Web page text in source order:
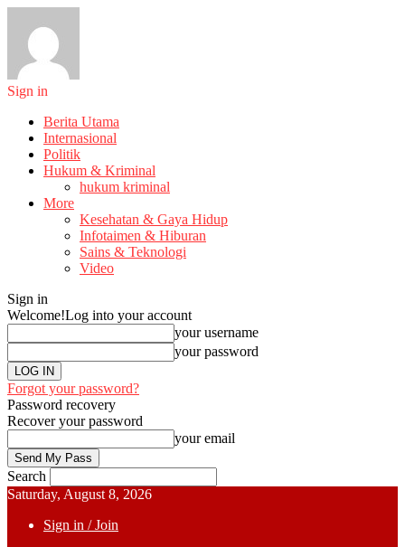
Sign in
Berita Utama
Internasional
Politik
Hukum & Kriminal
hukum kriminal
More
Kesehatan & Gaya Hidup
Infotaimen & Hiburan
Sains & Teknologi
Video
Sign in
Welcome!Log into your account
your username
your password
Forgot your password?
Password recovery
Recover your password
your email
Search
Saturday, August 8, 2026
Sign in / Join